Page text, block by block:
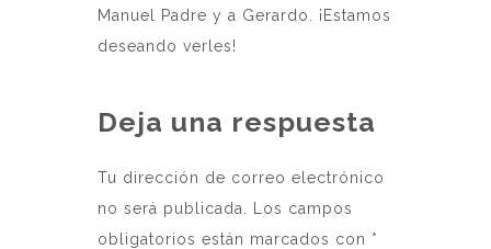
Manuel Padre y a Gerardo. ¡Estamos
deseando verles!
Deja una respuesta
Tu dirección de correo electrónico
no será publicada.
Los campos
obligatorios están marcados con *